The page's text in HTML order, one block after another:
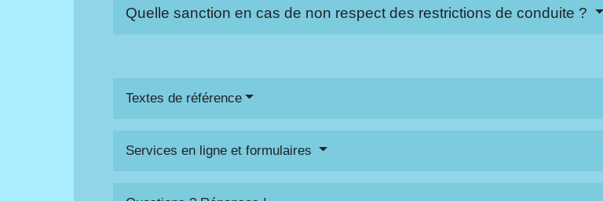
Quelle sanction en cas de non respect des restrictions de conduite ?
Textes de référence
Services en ligne et formulaires